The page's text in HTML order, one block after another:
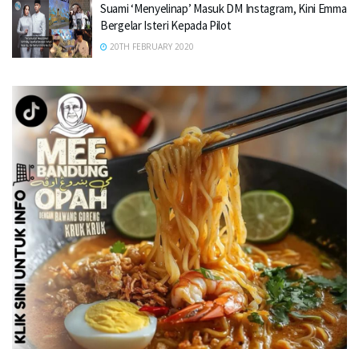
Suami ‘Menyelinap’ Masuk DM Instagram, Kini Emma
Bergelar Isteri Kepada Pilot
20TH FEBRUARY 2020